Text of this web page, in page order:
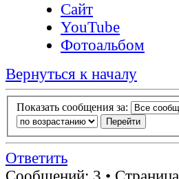
Сайт
YouTube
Фотоальбом
Вернуться к началу
Показать сообщения за:
Ответить